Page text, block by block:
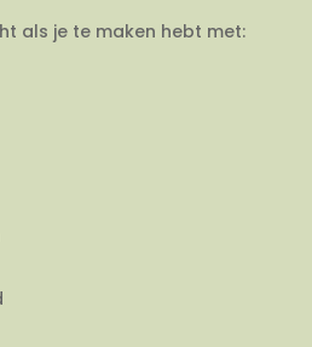
als je te maken hebt met: